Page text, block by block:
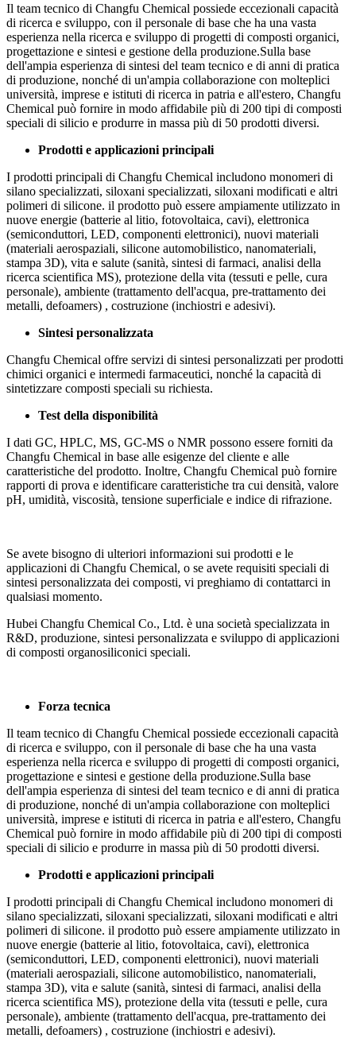
Il team tecnico di Changfu Chemical possiede eccezionali capacità
di ricerca e sviluppo, con il personale di base che ha una vasta
esperienza nella ricerca e sviluppo di progetti di composti organici,
progettazione e sintesi e gestione della produzione.Sulla base
dell'ampia esperienza di sintesi del team tecnico e di anni di pratica
di produzione, nonché di un'ampia collaborazione con molteplici
università, imprese e istituti di ricerca in patria e all'estero, Changfu
Chemical può fornire in modo affidabile più di 200 tipi di composti
speciali di silicio e produrre in massa più di 50 prodotti diversi.
Prodotti e applicazioni principali
I prodotti principali di Changfu Chemical includono monomeri di
silano specializzati, siloxani specializzati, siloxani modificati e altri
polimeri di silicone. il prodotto può essere ampiamente utilizzato in
nuove energie (batterie al litio, fotovoltaica, cavi), elettronica
(semiconduttori, LED, componenti elettronici), nuovi materiali
(materiali aerospaziali, silicone automobilistico, nanomateriali,
stampa 3D), vita e salute (sanità, sintesi di farmaci, analisi della
ricerca scientifica MS), protezione della vita (tessuti e pelle, cura
personale), ambiente (trattamento dell'acqua, pre-trattamento dei
metalli, defoamers) , costruzione (inchiostri e adesivi).
Sintesi personalizzata
Changfu Chemical offre servizi di sintesi personalizzati per prodotti
chimici organici e intermedi farmaceutici, nonché la capacità di
sintetizzare composti speciali su richiesta.
Test della disponibilità
I dati GC, HPLC, MS, GC-MS o NMR possono essere forniti da
Changfu Chemical in base alle esigenze del cliente e alle
caratteristiche del prodotto. Inoltre, Changfu Chemical può fornire
rapporti di prova e identificare caratteristiche tra cui densità, valore
pH, umidità, viscosità, tensione superficiale e indice di rifrazione.
Se avete bisogno di ulteriori informazioni sui prodotti e le
applicazioni di Changfu Chemical, o se avete requisiti speciali di
sintesi personalizzata dei composti, vi preghiamo di contattarci in
qualsiasi momento.
Hubei Changfu Chemical Co., Ltd. è una società specializzata in
R&D, produzione, sintesi personalizzata e sviluppo di applicazioni
di composti organosiliconici speciali.
Forza tecnica
Il team tecnico di Changfu Chemical possiede eccezionali capacità
di ricerca e sviluppo, con il personale di base che ha una vasta
esperienza nella ricerca e sviluppo di progetti di composti organici,
progettazione e sintesi e gestione della produzione.Sulla base
dell'ampia esperienza di sintesi del team tecnico e di anni di pratica
di produzione, nonché di un'ampia collaborazione con molteplici
università, imprese e istituti di ricerca in patria e all'estero, Changfu
Chemical può fornire in modo affidabile più di 200 tipi di composti
speciali di silicio e produrre in massa più di 50 prodotti diversi.
Prodotti e applicazioni principali
I prodotti principali di Changfu Chemical includono monomeri di
silano specializzati, siloxani specializzati, siloxani modificati e altri
polimeri di silicone. il prodotto può essere ampiamente utilizzato in
nuove energie (batterie al litio, fotovoltaica, cavi), elettronica
(semiconduttori, LED, componenti elettronici), nuovi materiali
(materiali aerospaziali, silicone automobilistico, nanomateriali,
stampa 3D), vita e salute (sanità, sintesi di farmaci, analisi della
ricerca scientifica MS), protezione della vita (tessuti e pelle, cura
personale), ambiente (trattamento dell'acqua, pre-trattamento dei
metalli, defoamers) , costruzione (inchiostri e adesivi).